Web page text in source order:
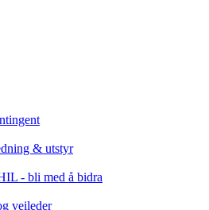
& utstyr
- bli med å bidra
veileder